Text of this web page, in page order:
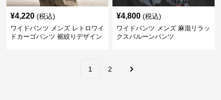
¥4,220 (税込)
ワイドパンツ メンズ レトロワイ
ドカーゴパンツ 裾絞りデザイン
¥4,800 (税込)
ワイドパンツ メンズ 麻混リラッ
クスバルーンパンツ
1 2